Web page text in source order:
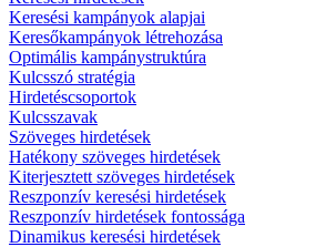
Keresési kampányok alapjai
Keresőkampányok létrehozása
Optimális kampánystruktúra
Kulcsszó stratégia
Hirdetéscsoportok
Kulcsszavak
Szöveges hirdetések
Hatékony szöveges hirdetések
Kiterjesztett szöveges hirdetések
Reszponzív keresési hirdetések
Reszponzív hirdetések fontossága
Dinamikus keresési hirdetések